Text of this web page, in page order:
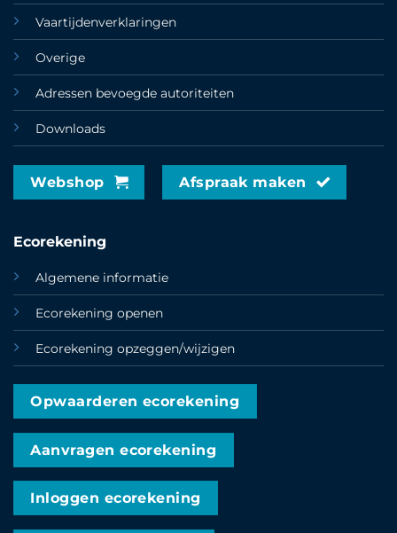
Vaartijdenverklaringen
Overige
Adressen bevoegde autoriteiten
Downloads
Webshop Afspraak maken
Ecorekening
Algemene informatie
Ecorekening openen
Ecorekening opzeggen/wijzigen
Opwaarderen ecorekening
Aanvragen ecorekening
Inloggen ecorekening